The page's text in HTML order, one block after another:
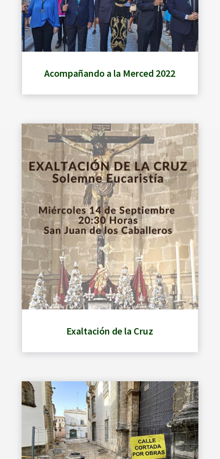
Acompañando a la Merced 2022
Exaltación de la Cruz